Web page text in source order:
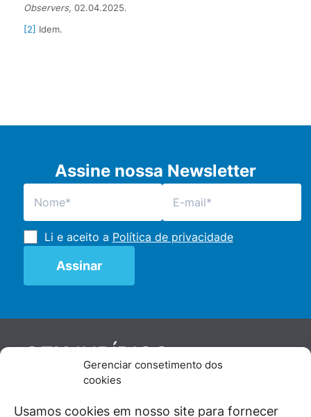
Gerenciar consetimento dos
cookies
Usamos cookies em nosso site para fornecer
Observers, 02.04.2025.
[2] Idem.
Assine nossa Newsletter
Li e aceito a Política de privacidade
GENJURÍDICO
De maneira independente, os autores e
juristas e doutrinadores nacionais, se posicionam